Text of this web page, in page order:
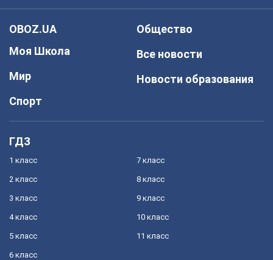
OBOZ.UA
Моя Школа
Мир
Спорт
Общество
Все новости
Новости образования
ГДЗ
1 класс
2 класс
3 класс
4 класс
5 класс
6 класс
7 класс
8 класс
9 класс
10 класс
11 класс